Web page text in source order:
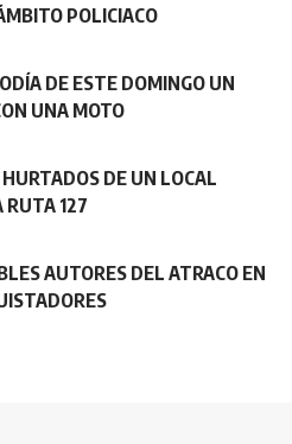
POLICIACO
DE ESTE DOMINGO UN
UNA MOTO
DE UN LOCAL
RUTA 127
AUTORES DEL ATRACO EN